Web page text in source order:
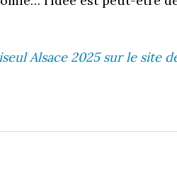
Alsace 2025 sur le site